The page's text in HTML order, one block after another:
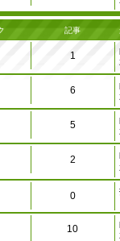
記事
1
6
5
2
0
10